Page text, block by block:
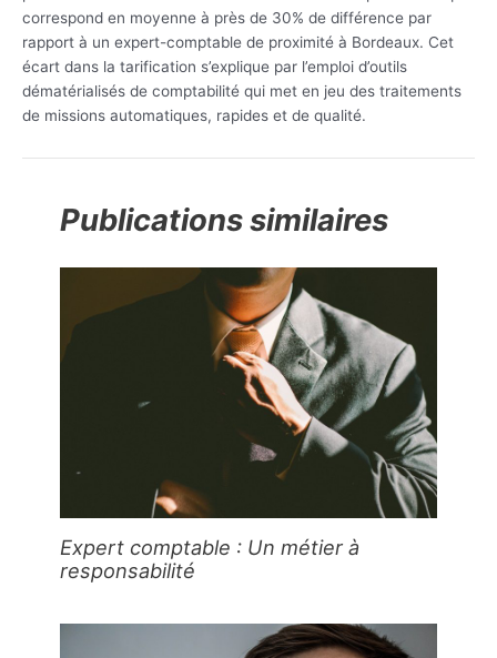
correspond en moyenne à près de 30% de différence par
rapport à un expert-comptable de proximité à Bordeaux. Cet
écart dans la tarification s’explique par l’emploi d’outils
dématérialisés de comptabilité qui met en jeu des traitements
de missions automatiques, rapides et de qualité.
Publications similaires
Expert comptable : Un métier à
responsabilité